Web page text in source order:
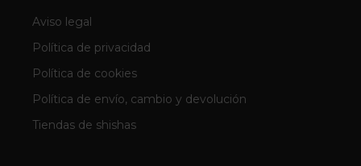
Aviso legal
Política de privacidad
Política de cookies
Política de envío, cambio y devolución
Tiendas de shishas